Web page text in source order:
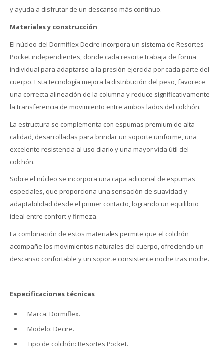
y ayuda a disfrutar de un descanso más continuo.
Materiales y construcción
El núcleo del Dormiflex Decire incorpora un sistema de Resortes
Pocket independientes, donde cada resorte trabaja de forma
individual para adaptarse a la presión ejercida por cada parte del
cuerpo. Esta tecnología mejora la distribución del peso, favorece
una correcta alineación de la columna y reduce significativamente
la transferencia de movimiento entre ambos lados del colchón.
La estructura se complementa con espumas premium de alta
calidad, desarrolladas para brindar un soporte uniforme, una
excelente resistencia al uso diario y una mayor vida útil del
colchón.
Sobre el núcleo se incorpora una capa adicional de espumas
especiales, que proporciona una sensación de suavidad y
adaptabilidad desde el primer contacto, logrando un equilibrio
ideal entre confort y firmeza.
La combinación de estos materiales permite que el colchón
acompañe los movimientos naturales del cuerpo, ofreciendo un
descanso confortable y un soporte consistente noche tras noche.
Especificaciones técnicas
Marca: Dormiflex.
Modelo: Decire.
Tipo de colchón: Resortes Pocket.